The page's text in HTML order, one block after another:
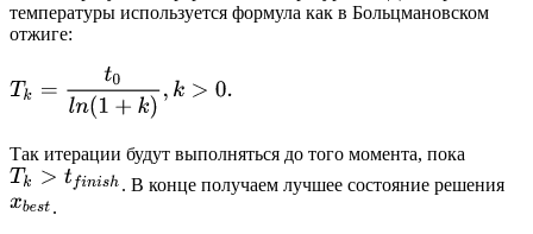
температуры используется формула как в Больцмановском
отжиге:
Так итерации будут выполняться до того момента, пока
. В конце получаем лучшее состояние решения
.